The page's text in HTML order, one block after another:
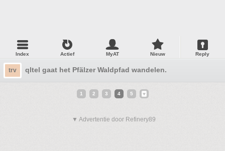
Index Actief MyAT Nieuw Reply
trv qltel gaat het Pfälzer Waldpfad wandelen.
1 2 3 4 5
▼ Advertentie door Refinery89